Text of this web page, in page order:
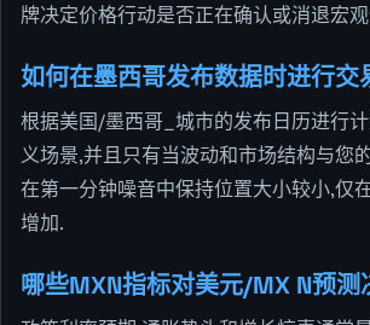
牌决定价格行动是否正在确认或消退宏
如何在墨西哥发布数据时进行交
根据美国/墨西哥_城市的发布日历进行
义场景,并且只有当波动和市场结构与您
在第一分钟噪音中保持位置大小较小,仅
增加.
哪些MXN指标对美元/MX N预测